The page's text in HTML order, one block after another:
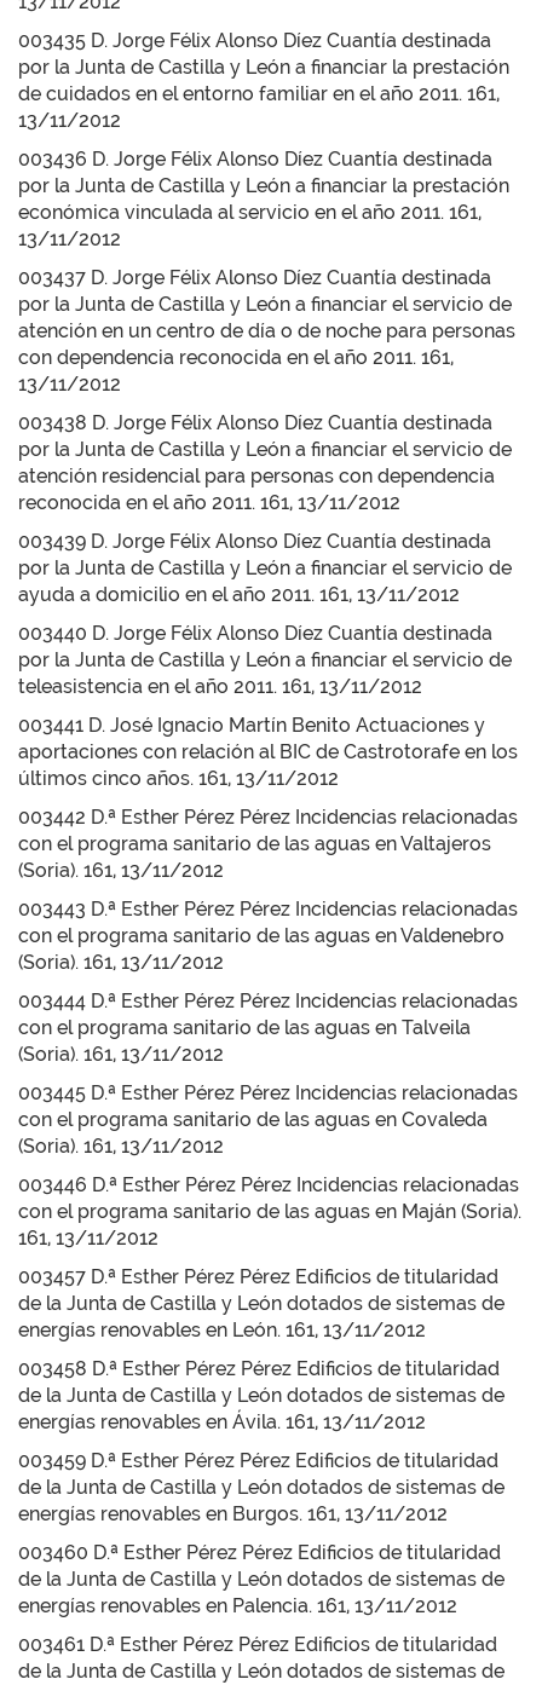
003435 D. Jorge Félix Alonso Díez Cuantía destinada
por la Junta de Castilla y León a financiar la prestación
de cuidados en el entorno familiar en el año 2011. 161,
13/11/2012
003436 D. Jorge Félix Alonso Díez Cuantía destinada
por la Junta de Castilla y León a financiar la prestación
económica vinculada al servicio en el año 2011. 161,
13/11/2012
003437 D. Jorge Félix Alonso Díez Cuantía destinada
por la Junta de Castilla y León a financiar el servicio de
atención en un centro de día o de noche para personas
con dependencia reconocida en el año 2011. 161,
13/11/2012
003438 D. Jorge Félix Alonso Díez Cuantía destinada
por la Junta de Castilla y León a financiar el servicio de
atención residencial para personas con dependencia
reconocida en el año 2011. 161, 13/11/2012
003439 D. Jorge Félix Alonso Díez Cuantía destinada
por la Junta de Castilla y León a financiar el servicio de
ayuda a domicilio en el año 2011. 161, 13/11/2012
003440 D. Jorge Félix Alonso Díez Cuantía destinada
por la Junta de Castilla y León a financiar el servicio de
teleasistencia en el año 2011. 161, 13/11/2012
003441 D. José Ignacio Martín Benito Actuaciones y
aportaciones con relación al BIC de Castrotorafe en los
últimos cinco años. 161, 13/11/2012
003442 D.ª Esther Pérez Pérez Incidencias relacionadas
con el programa sanitario de las aguas en Valtajeros
(Soria). 161, 13/11/2012
003443 D.ª Esther Pérez Pérez Incidencias relacionadas
con el programa sanitario de las aguas en Valdenebro
(Soria). 161, 13/11/2012
003444 D.ª Esther Pérez Pérez Incidencias relacionadas
con el programa sanitario de las aguas en Talveila
(Soria). 161, 13/11/2012
003445 D.ª Esther Pérez Pérez Incidencias relacionadas
con el programa sanitario de las aguas en Covaleda
(Soria). 161, 13/11/2012
003446 D.ª Esther Pérez Pérez Incidencias relacionadas
con el programa sanitario de las aguas en Maján (Soria).
161, 13/11/2012
003457 D.ª Esther Pérez Pérez Edificios de titularidad
de la Junta de Castilla y León dotados de sistemas de
energías renovables en León. 161, 13/11/2012
003458 D.ª Esther Pérez Pérez Edificios de titularidad
de la Junta de Castilla y León dotados de sistemas de
energías renovables en Ávila. 161, 13/11/2012
003459 D.ª Esther Pérez Pérez Edificios de titularidad
de la Junta de Castilla y León dotados de sistemas de
energías renovables en Burgos. 161, 13/11/2012
003460 D.ª Esther Pérez Pérez Edificios de titularidad
de la Junta de Castilla y León dotados de sistemas de
energías renovables en Palencia. 161, 13/11/2012
003461 D.ª Esther Pérez Pérez Edificios de titularidad
de la Junta de Castilla y León dotados de sistemas de